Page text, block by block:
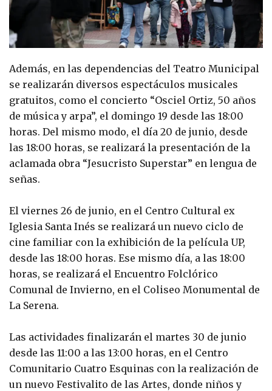
Además, en las dependencias del Teatro Municipal
se realizarán diversos espectáculos musicales
gratuitos, como el concierto “Osciel Ortiz, 50 años
de música y arpa”, el domingo 19 desde las 18:00
horas. Del mismo modo, el día 20 de junio, desde
las 18:00 horas, se realizará la presentación de la
aclamada obra “Jesucristo Superstar” en lengua de
señas.
El viernes 26 de junio, en el Centro Cultural ex
Iglesia Santa Inés se realizará un nuevo ciclo de
cine familiar con la exhibición de la película UP,
desde las 18:00 horas. Ese mismo día, a las 18:00
horas, se realizará el Encuentro Folclórico
Comunal de Invierno, en el Coliseo Monumental de
La Serena.
Las actividades finalizarán el martes 30 de junio
desde las 11:00 a las 13:00 horas, en el Centro
Comunitario Cuatro Esquinas con la realización de
un nuevo Festivalito de las Artes, donde niños y